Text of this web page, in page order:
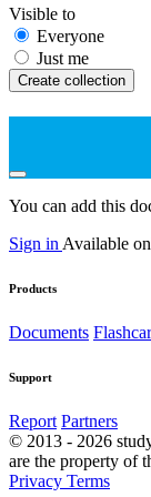
Visible to
Everyone
Just me
Create collection
You can add this
Sign in Available
Products
Documents
Support
Report Partners
© 2013 - 2026
are the property of
Privacy Terms